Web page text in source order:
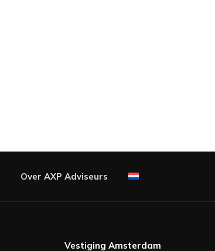
Over AXP Adviseurs
Vestiging Amsterdam